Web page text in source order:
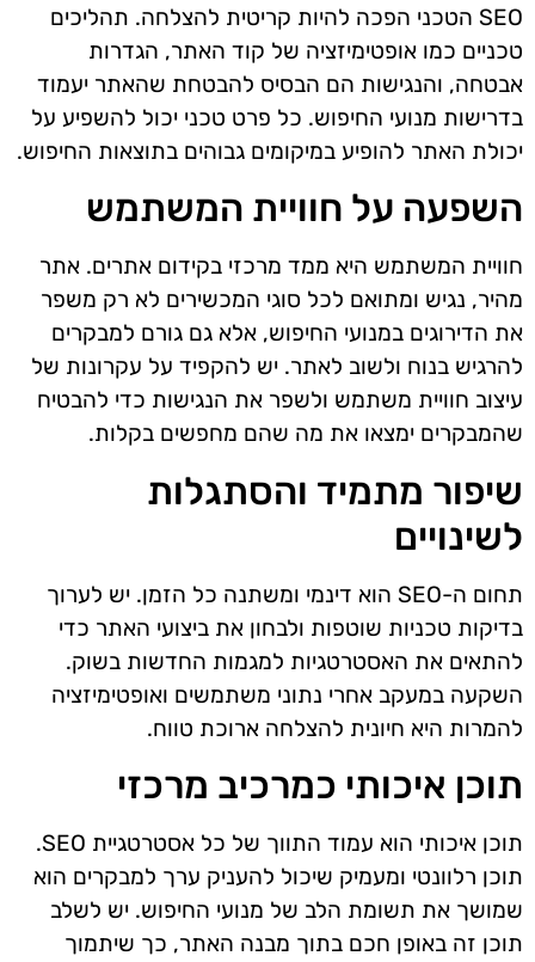
SEO הטכני הפכה להיות קריטית להצלחה. תהליכים
טכניים כמו אופטימיזציה של קוד האתר, הגדרות
אבטחה, והנגישות הם הבסיס להבטחת שהאתר יעמוד
בדרישות מנועי החיפוש. כל פרט טכני יכול להשפיע על
יכולת האתר להופיע במיקומים גבוהים בתוצאות החיפוש.
השפעה על חוויית המשתמש
חוויית המשתמש היא ממד מרכזי בקידום אתרים. אתר
מהיר, נגיש ומתואם לכל סוגי המכשירים לא רק משפר
את הדירוגים במנועי החיפוש, אלא גם גורם למבקרים
להרגיש בנוח ולשוב לאתר. יש להקפיד על עקרונות של
עיצוב חוויית משתמש ולשפר את הנגישות כדי להבטיח
שהמבקרים ימצאו את מה שהם מחפשים בקלות.
שיפור מתמיד והסתגלות
לשינויים
תחום ה-SEO הוא דינמי ומשתנה כל הזמן. יש לערוך
בדיקות טכניות שוטפות ולבחון את ביצועי האתר כדי
להתאים את האסטרטגיות למגמות החדשות בשוק.
השקעה במעקב אחרי נתוני משתמשים ואופטימיזציה
להמרות היא חיונית להצלחה ארוכת טווח.
תוכן איכותי כמרכיב מרכזי
תוכן איכותי הוא עמוד התווך של כל אסטרטגיית SEO.
תוכן רלוונטי ומעמיק שיכול להעניק ערך למבקרים הוא
שמושך את תשומת הלב של מנועי החיפוש. יש לשלב
תוכן זה באופן חכם בתוך מבנה האתר, כך שיתמוך